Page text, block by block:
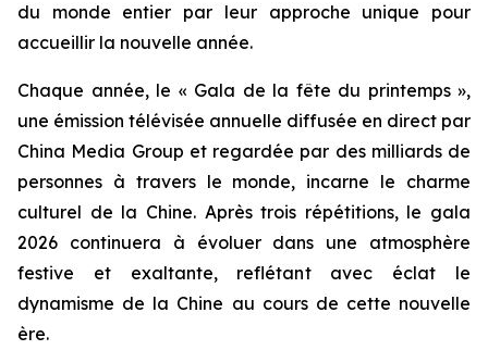
du monde entier par leur approche unique pour
accueillir la nouvelle année.
Chaque année, le « Gala de la fête du printemps »,
une émission télévisée annuelle diffusée en direct par
China Media Group et regardée par des milliards de
personnes à travers le monde, incarne le charme
culturel de la Chine. Après trois répétitions, le gala
2026 continuera à évoluer dans une atmosphère
festive et exaltante, reflétant avec éclat le
dynamisme de la Chine au cours de cette nouvelle
ère.